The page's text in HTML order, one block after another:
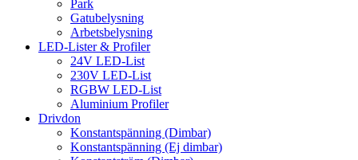
Park
Gatubelysning
Arbetsbelysning
LED-Lister & Profiler
24V LED-List
230V LED-List
RGBW LED-List
Aluminium Profiler
Drivdon
Konstantspänning (Dimbar)
Konstantspänning (Ej dimbar)